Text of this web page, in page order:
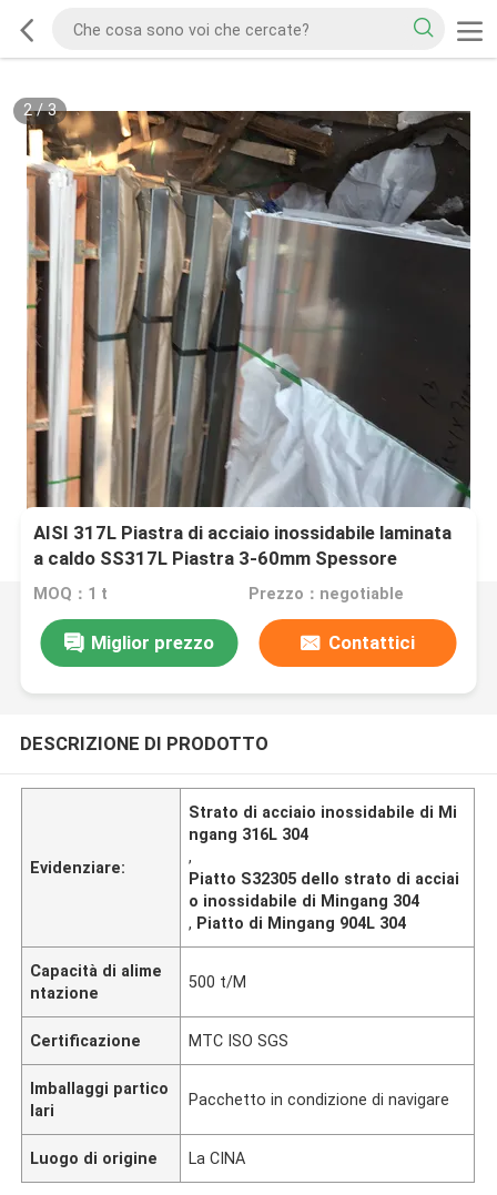
2/3
AISI 317L Piastra di acciaio inossidabile laminata
a caldo SS317L Piastra 3-60mm Spessore
1500mm-2000mm Larghezza
MOQ：1 t Prezzo：negotiable
Miglior prezzo Contattici
DESCRIZIONE DI PRODOTTO
Evidenziare:
Strato di acciaio inossidabile di Mi
ngang 316L 304
,
Piatto S32305 dello strato di acciai
o inossidabile di Mingang 304
, Piatto di Mingang 904L 304
Capacità di alime
ntazione
500 t/M
Certificazione MTC ISO SGS
Imballaggi partico
lari
Pacchetto in condizione di navigare
Luogo di origine La CINA